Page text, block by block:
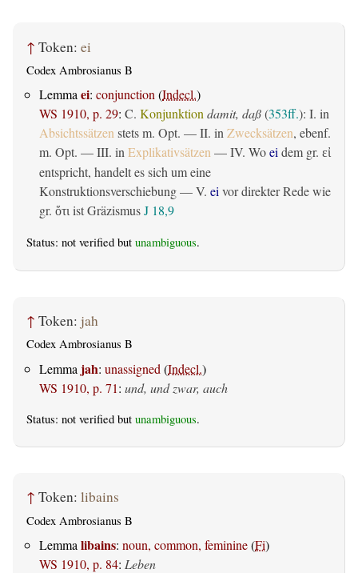
↑ Token: ei
Codex Ambrosianus B
Lemmaei: conjunction(Indecl.)
WS 1910, p. 29: C. Konjunktiondamit, daß(353ff.): I. in
Absichtssätzenstets m. Opt. — II. inZwecksätzen, ebenf.
m. Opt. — III. inExplikativsätzen— IV. Woeidem gr. εἰ
entspricht, handelt es sich um eine
Konstruktionsverschiebung — V. eivor direkter Rede wie
gr. ὅτι ist GräzismusJ 18,9
Status: not verified but unambiguous.
↑ Token: jah
Codex Ambrosianus B
Lemma jah: unassigned (Indecl.)
WS 1910, p. 71: und, und zwar, auch
Status: not verified but unambiguous.
↑ Token: libains
Codex Ambrosianus B
Lemma libains: noun, common, feminine(Fi)
WS 1910, p. 84: Leben